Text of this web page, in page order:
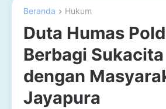
Beranda Hukum
Duta Humas
Berbagi
dengan
Jayapura